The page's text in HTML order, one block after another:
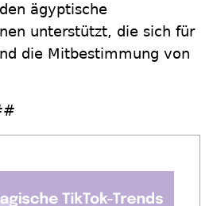
ägyptische
unterstützt, die sich für
die Mitbestimmung von